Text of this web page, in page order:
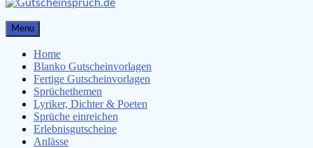
Gutscheinspruch.de
Gutscheinsprüche & Gutscheinvorlagen finden
Menu
Home
Blanko Gutscheinvorlagen
Fertige Gutscheinvorlagen
Sprüchethemen
Lyriker, Dichter & Poeten
Sprüche einreichen
Erlebnisgutscheine
Anlässe